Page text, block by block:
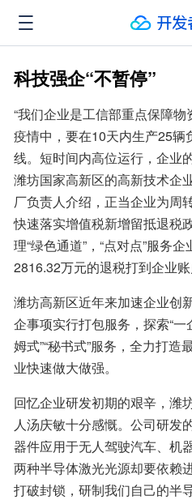
科技强企“不暂停”
“我们企业是工信部重点保障
疫情中，要在10天内生产25辆
线。短时间内高位运行，企业
潍坊国家高新区的高新技术企
厂负责人介绍，正当企业为周
快速落实增值税新增留抵退税
理“绿色通道”，“点对点”服务
2816.32万元的退税打到企业
潍坊高新区近年来加速企业创
企事项实行打包服务，探索“一
姆式”“秘书式”服务，全力打
业快速做大做强。
回忆企业研发初期的艰辛，潍
人汤庆敏十分感慨。公司研发
器件应用于无人驾驶汽车、机
两种半导体激光光源却要依赖
打破封锁，研制我们自己的半